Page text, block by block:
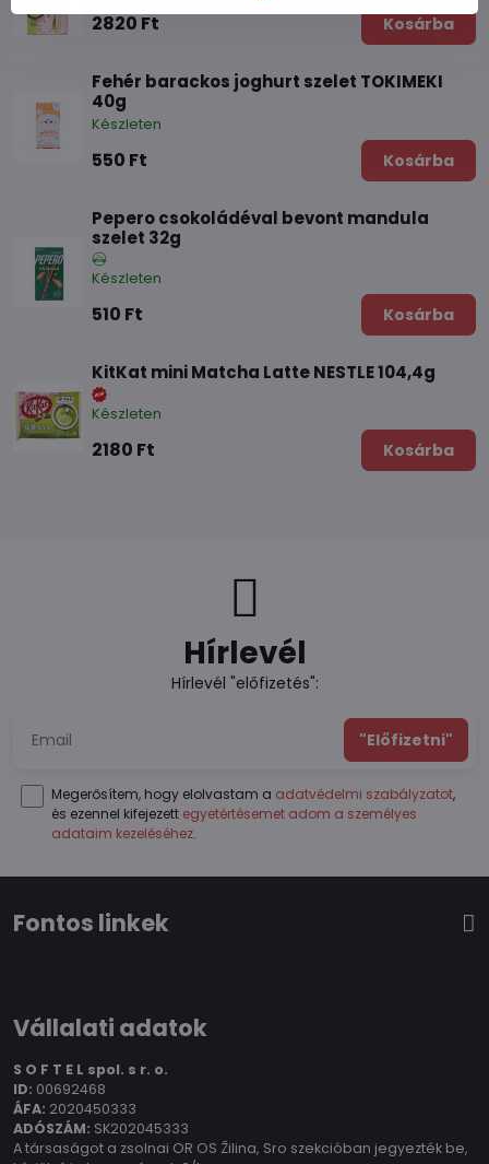
2820 Ft Kosárba
Fehér barackos joghurt szelet TOKIMEKI
40g
Készleten
550 Ft Kosárba
Pepero csokoládéval bevont mandula
szelet 32g
Készleten
510 Ft Kosárba
KitKat mini Matcha Latte NESTLE 104,4g
Készleten
2180 Ft Kosárba
Hírlevél
Hírlevél "előfizetés":
"Előfizetni"
Megerősítem, hogy elolvastam a adatvédelmi szabályzatot,
és ezennel kifejezett egyetértésemet adom a személyes
adataim kezeléséhez.
Fontos linkek
Vállalati adatok
S O F T E L spol. s r. o.
ID: 00692468
ÁFA: 2020450333
ADÓSZÁM: SK202045333
A társaságot a zsolnai OR OS Žilina, Sro szekcióban jegyezték be,